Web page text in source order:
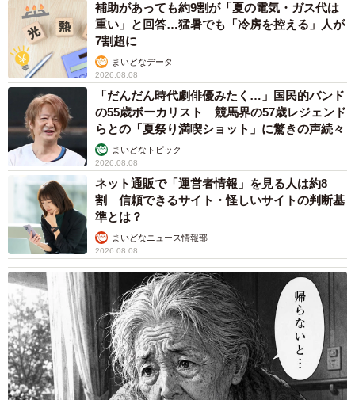
補助があっても約9割が「夏の電気・ガス代は
重い」と回答…猛暑でも「冷房を控える」人が
7割超に
まいどなデータ
2026.08.08
「だんだん時代劇俳優みたく…」国民的バンド
の55歳ボーカリスト 競馬界の57歳レジェンド
らとの「夏祭り満喫ショット」に驚きの声続々
まいどなトピック
2026.08.08
ネット通販で「運営者情報」を見る人は約8
割 信頼できるサイト・怪しいサイトの判断基
準とは？
まいどなニュース情報部
2026.08.08